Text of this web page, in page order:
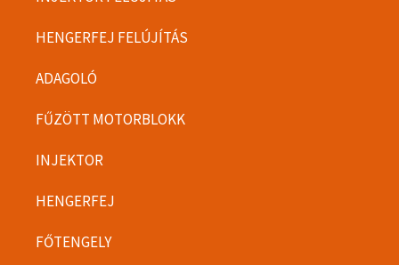
HENGERFEJ FELÚJÍTÁS
ADAGOLÓ
FŰZÖTT MOTORBLOKK
INJEKTOR
HENGERFEJ
FŐTENGELY